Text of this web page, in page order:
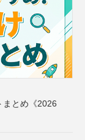
まとめ《2026